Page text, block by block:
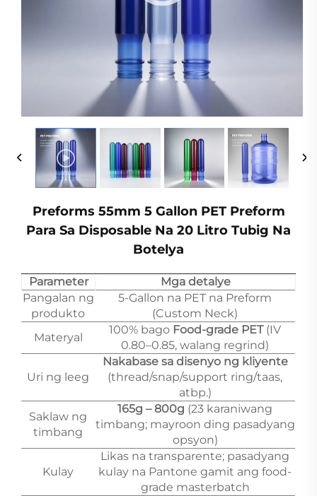
Preforms 55mm 5 Gallon PET Preform
Para Sa Disposable Na 20 Litro Tubig Na
Botelya
Parameter
Mga detalye
Pangalan ng
produkto
5-Gallon na PET na Preform
(Custom Neck)
Materyal
100% bago Food-grade PET (IV
0.80–0.85, walang regrind)
Uri ng leeg
Nakabase sa disenyo ng kliyente
(thread/snap/support ring/taas,
atbp.)
Saklaw ng
timbang
165g – 800g (23 karaniwang
timbang; mayroon ding pasadyang
opsyon)
Kulay
Likas na transparente; pasadyang
kulay na Pantone gamit ang food-
grade masterbatch